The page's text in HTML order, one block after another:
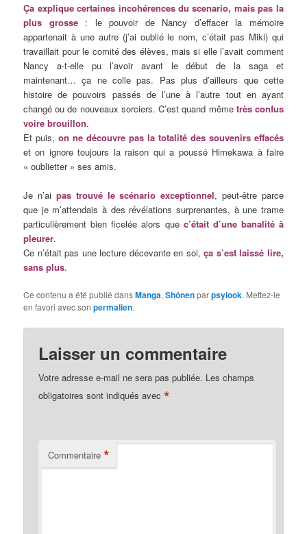
Ça explique certaines incohérences du scenario, mais pas la
plus grosse: le pouvoir de Nancy d’effacer la mémoire
appartenait à une autre (j’ai oublié le nom, c’était pas Miki) qui
travaillait pour le comité des élèves, mais si elle l’avait comment
Nancy a-t-elle pu l’avoir avant le début de la saga et
maintenant… ça ne colle pas. Pas plus d’ailleurs que cette
histoire de pouvoirs passés de l’une à l’autre tout en ayant
changé ou de nouveaux sorciers. C’est quand même très confus
voire brouillon.
Et puis,on ne découvre pas la totalité des souvenirs effacés
et on ignore toujours la raison qui a poussé Himekawa à faire
« oublietter » ses amis.
Je n’ai pas trouvé le scénario exceptionnel, peut-être parce
que je m’attendais à des révélations surprenantes, à une trame
particulièrement bien ficelée alors que c’était d’une banalité à
pleurer.
Ce n’était pas une lecture décevante en soi,ça s’est laissé lire,
sans plus.
Ce contenu a été publié dansManga,Shônenparpsylook. Mettez-le
en favori avec sonpermalien.
Laisser un commentaire
Votre adresse e-mail ne sera pas publiée. Les champs
obligatoires sont indiqués avec*
Commentaire *